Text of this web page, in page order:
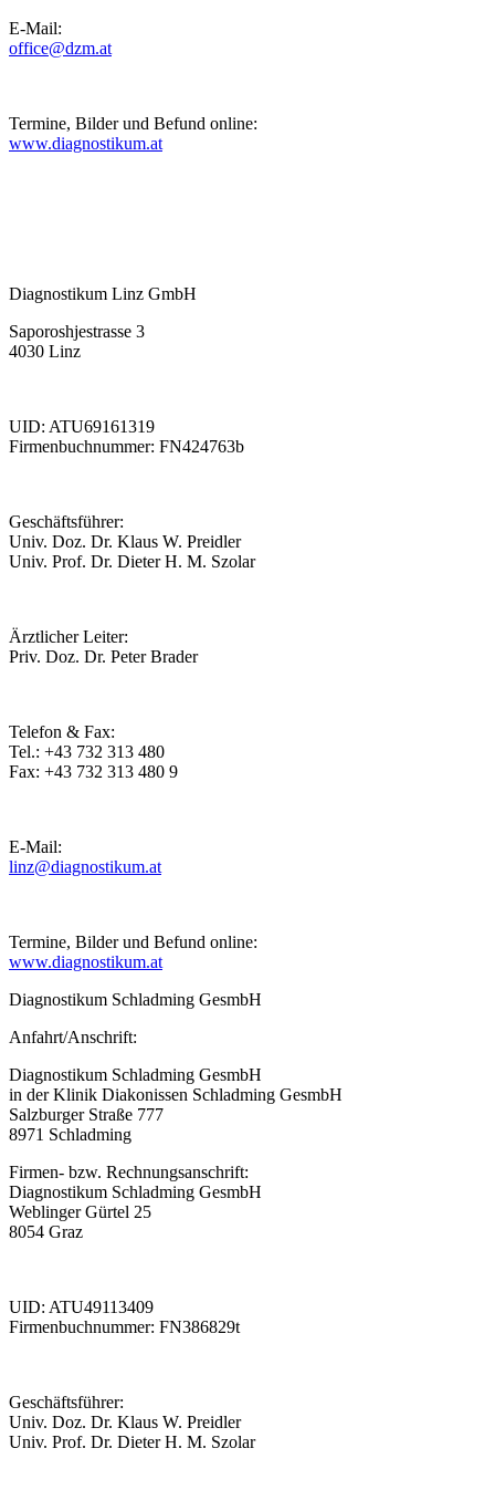
E-Mail:
office@dzm.at
Termine, Bilder und Befund online:
www.diagnostikum.at
Diagnostikum Linz GmbH
Saporoshjestrasse 3
4030 Linz
UID: ATU69161319
Firmenbuchnummer: FN424763b
Geschäftsführer:
Univ. Doz. Dr. Klaus W. Preidler
Univ. Prof. Dr. Dieter H. M. Szolar
Ärztlicher Leiter:
Priv. Doz. Dr. Peter Brader
Telefon & Fax:
Tel.: +43 732 313 480
Fax: +43 732 313 480 9
E-Mail:
linz@diagnostikum.at
Termine, Bilder und Befund online:
www.diagnostikum.at
Diagnostikum Schladming GesmbH
Anfahrt/Anschrift:
Diagnostikum Schladming GesmbH
in der Klinik Diakonissen Schladming GesmbH
Salzburger Straße 777
8971 Schladming
Firmen- bzw. Rechnungsanschrift:
Diagnostikum Schladming GesmbH
Weblinger Gürtel 25
8054 Graz
UID: ATU49113409
Firmenbuchnummer: FN386829t
Geschäftsführer:
Univ. Doz. Dr. Klaus W. Preidler
Univ. Prof. Dr. Dieter H. M. Szolar